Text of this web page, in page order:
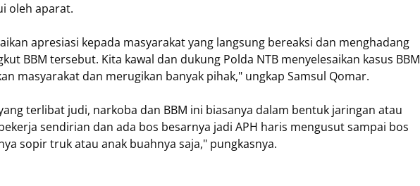
oleh aparat.
apresiasi kepada masyarakat yang langsung bereaksi dan menghadang
BBM tersebut. Kita kawal dan dukung Polda NTB menyelesaikan kasus BBM
masyarakat dan merugikan banyak pihak," ungkap Samsul Qomar.
terlibat judi, narkoba dan BBM ini biasanya dalam bentuk jaringan atau
sendirian dan ada bos besarnya jadi APH haris mengusut sampai bos
sopir truk atau anak buahnya saja," pungkasnya.